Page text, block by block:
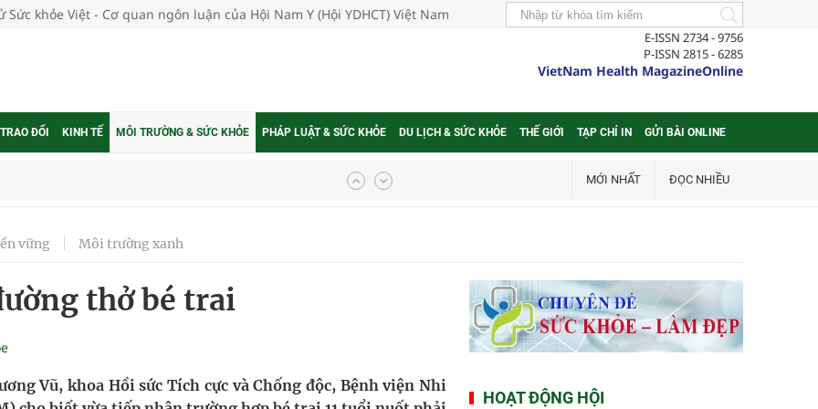
Sức khỏe Việt - Cơ quan ngôn luận của Hội Nam Y (Hội YDHCT) Việt Nam
E-ISSN 2734 - 9756
P-ISSN 2815 - 6285
VietNam Health MagazineOnline
ĐỔI KINH TẾ MÔI TRƯỜNG & SỨC KHỎE PHÁP LUẬT & SỨC KHỎE DU LỊCH & SỨC KHỎE THẾ GIỚI TẠP CHÍ IN GỬI BÀI ONLINE
thuốc
khám sàng lọc cho người dân
cực hiệu quả
gia
MỚI NHẤT ĐỌC NHIỀU
vững Môi trường xanh
thở bé trai
Vũ, khoa Hồi sức Tích cực và Chống độc, Bệnh viện Nhi
HOẠT ĐỘNG HỘI